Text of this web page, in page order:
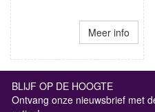
Meer info
BLIJF OP DE HOOGTE
Ontvang onze nieuwsbrief met